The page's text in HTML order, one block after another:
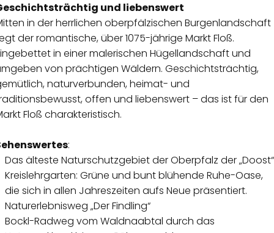
und liebenswert
in der herrlichen oberpfälzischen Burgenlandschaft
der romantische, über 1075-jährige Markt Floß.
in einer malerischen Hügellandschaft und
von prächtigen Wäldern. Geschichtsträchtig,
naturverbunden, heimat- und
offen und liebenswert – das ist für den
Floß charakteristisch.
:
Das älteste Naturschutzgebiet der Oberpfalz der „Doost“
Kreislehrgarten: Grüne und bunt blühende Ruhe-Oase,
die sich in allen Jahreszeiten aufs Neue präsentiert.
Naturerlebnisweg „Der Findling“
Bockl-Radweg vom Waldnaabtal durch das